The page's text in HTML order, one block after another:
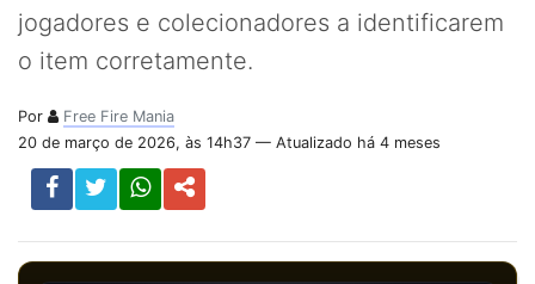
jogadores e colecionadores a identificarem
o item corretamente.
Por
Free Fire Mania
20 de março de 2026, às 14h37 — Atualizado há 4 meses